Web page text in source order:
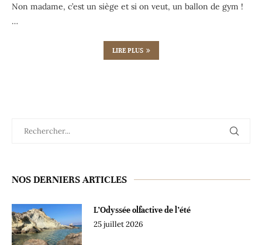
Non madame, c’est un siège et si on veut, un ballon de gym !
…
LIRE PLUS
NOS DERNIERS ARTICLES
L’Odyssée olfactive de l’été
25 juillet 2026